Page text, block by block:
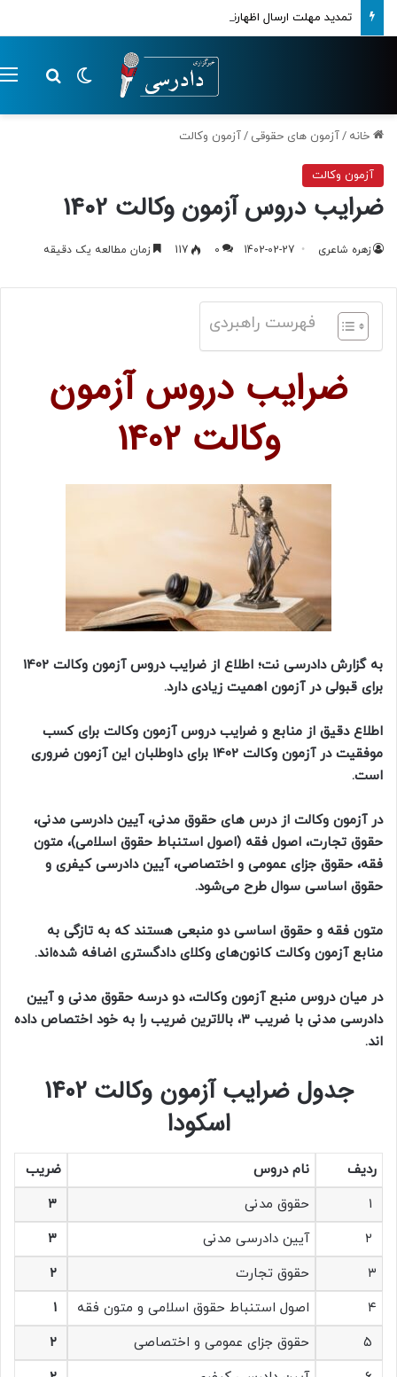
تمدید مهلت ارسال اظهارنامه‌های مالیاتی تا پایان تابستان 1405
تغییر پوسته
خانه /آزمون های حقوقی /آزمون وکالت
آزمون وکالت
ضرایب دروس آزمون وکالت 1402
زهره شاعری 1402-02-27
0
117 زمان مطالعه یک دقیقه
فهرست راهبردی
ضرایب دروس آزمون
وکالت 1402
به گزارش دادرسی نت؛ اطلاع از ضرایب دروس آزمون وکالت 1402
برای قبولی در آزمون اهمیت زیادی دارد.
اطلاع دقیق از منابع و ضرایب دروس آزمون وکالت برای کسب
موفقیت در آزمون وکالت 1402 برای داوطلبان این آزمون ضروری
است.
در آزمون وکالت از درس های حقوق مدنی، آیین دادرسی مدنی،
حقوق تجارت، اصول فقه (اصول استنباط حقوق اسلامی)، متون
فقه، حقوق جزای عمومی و اختصاصی، آیین دادرسی کیفری و
حقوق اساسی سوال طرح می‌شود.
متون فقه و حقوق اساسی دو منبعی هستند که به تازگی به
منابع آزمون وکالت کانون‌های وکلای دادگستری اضافه شده‌اند.
در میان دروس منبع آزمون وکالت، دو درسه حقوق مدنی و آیین
دادرسی مدنی با ضریب ۳، بالاترین ضریب را به خود اختصاص داده
اند.
جدول ضرایب آزمون وکالت 1402
اسکودا
ردیف نام دروس
ضریب
حقوق مدنی
آیین دادرسی مدنی
۳
حقوق تجارت
۴
اصول استنباط حقوق اسلامی و متون فقه
حقوق جزای عمومی و اختصاصی